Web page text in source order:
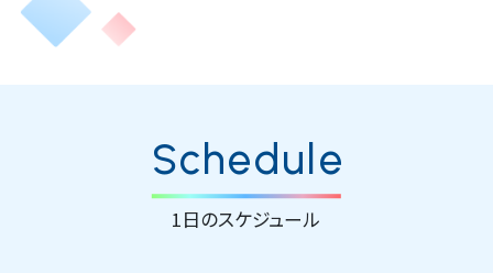
Schedule
1日のスケジュール